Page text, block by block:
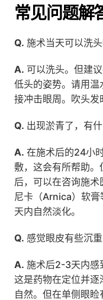
常见问题解
Q. 施术当天可以洗头
A. 可以洗头。但建
低头的姿势。请用
接冲击眼周。吹头发
Q. 出现淤青了，有
A. 在施术后的24小
敷，这会有所帮助
后，可以在咨询施
尼卡（Arnica）软
天内自然淡化。
Q. 感觉眼皮有些沉重
A. 施术后2-3天内感
这是药物在定位并
自然。但在单侧眼